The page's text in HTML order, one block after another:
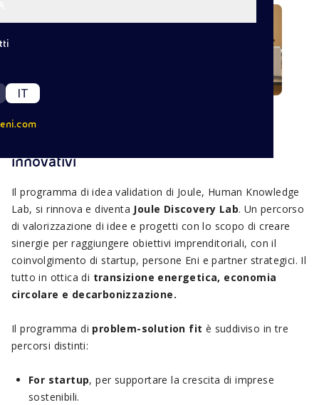
IT
eni.com
innovativi
Il programma di idea validation di Joule, Human Knowledge
Lab, si rinnova e diventa Joule Discovery Lab. Un percorso
di valorizzazione di idee e progetti con lo scopo di creare
sinergie per raggiungere obiettivi imprenditoriali, con il
coinvolgimento di startup, persone Eni e partner strategici. Il
tutto in ottica di transizione energetica, economia
circolare e decarbonizzazione.
Il programma di problem-solution fit è suddiviso in tre
percorsi distinti:
For startup, per supportare la crescita di imprese
sostenibili.